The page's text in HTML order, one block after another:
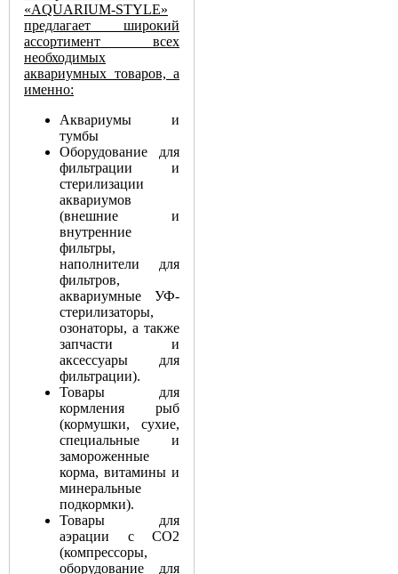
«AQUARIUM-STYLE»
предлагает широкий
ассортимент всех
необходимых
аквариумных товаров, а
именно:
Аквариумы и
тумбы
Оборудование для
фильтрации и
стерилизации
аквариумов
(внешние и
внутренние
фильтры,
наполнители для
фильтров,
аквариумные УФ-
стерилизаторы,
озонаторы, а также
запчасти и
аксессуары для
фильтрации).
Товары для
кормления рыб
(кормушки, сухие,
специальные и
замороженные
корма, витамины и
минеральные
подкормки).
Товары для
аэрации с СО2
(компрессоры,
оборудование для